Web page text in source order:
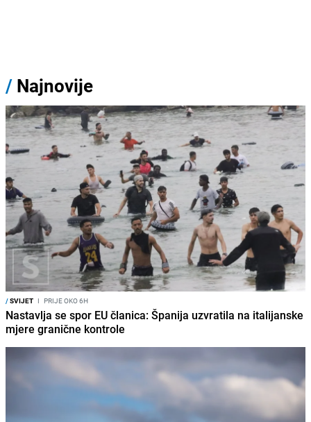
/ Najnovije
/SVIJET I PRIJE OKO 6H
Nastavlja se spor EU članica: Španija uzvratila na italijanske
mjere granične kontrole